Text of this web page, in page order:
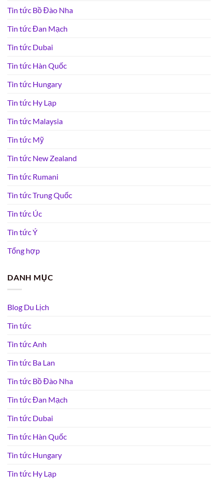
Tin tức Bồ Đào Nha
Tin tức Đan Mạch
Tin tức Dubai
Tin tức Hàn Quốc
Tin tức Hungary
Tin tức Hy Lạp
Tin tức Malaysia
Tin tức Mỹ
Tin tức New Zealand
Tin tức Rumani
Tin tức Trung Quốc
Tin tức Úc
Tin tức Ý
Tổng hợp
DANH MỤC
Blog Du Lịch
Tin tức
Tin tức Anh
Tin tức Ba Lan
Tin tức Bồ Đào Nha
Tin tức Đan Mạch
Tin tức Dubai
Tin tức Hàn Quốc
Tin tức Hungary
Tin tức Hy Lạp